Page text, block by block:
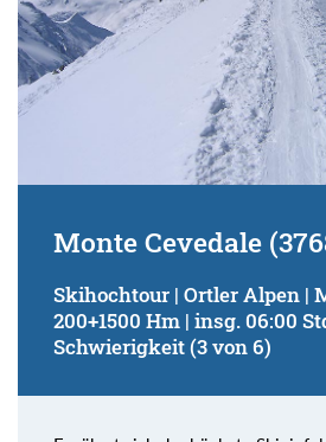
Monte Cevedale
Skihochtour | Ortler Alpen |
200+1500 Hm | insg. 06:00
Schwierigkeit (3 von 6)